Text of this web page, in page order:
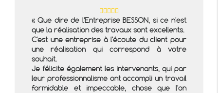
Que dire de l'Entreprise BESSON, si ce n'est
que la réalisation des travaux sont excellents.
C'est une entreprise à l'écoute du client pour
une réalisation qui correspond à votre
souhait.
Je félicite également les intervenants, qui par
leur professionnalisme ont accompli un travail
formidable et impeccable, chose que l'on